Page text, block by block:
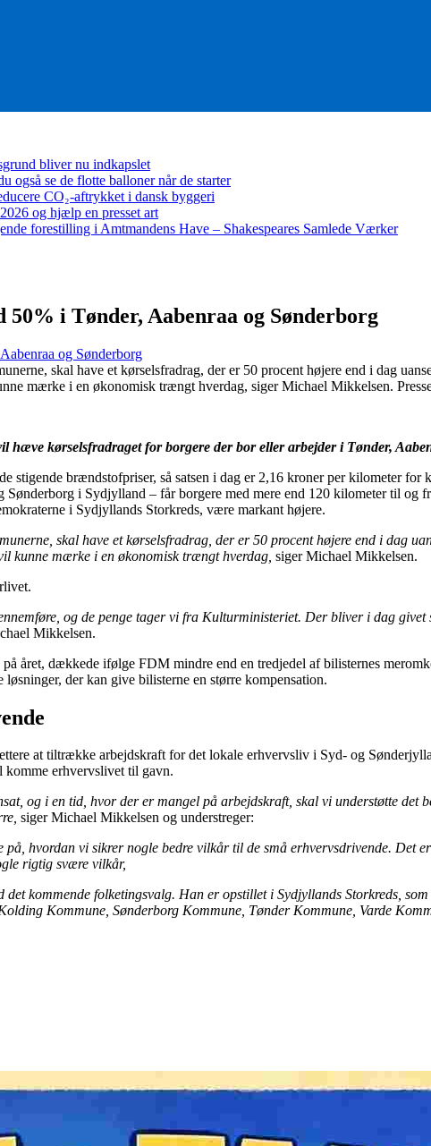
bliver nu indkapslet
se de flotte balloner når de starter
CO₂-aftrykket i dansk byggeri
og hjælp en presset art
forestilling i Amtmandens Have – Shakespeares Samlede Værker
i Tønder, Aabenraa og Sønderborg
og Sønderborg
skal have et kørselsfradrag, der er 50 procent højere end i dag
mærke i en økonomisk trængt hverdag, siger Michael Mikkelsen.
kørselsfradraget for borgere der bor eller arbejder i Tønder,
stigende brændstofpriser, så satsen i dag er 2,16 kroner per kilometer
i Sydjylland – får borgere med mere end 120 kilometer til og
i Sydjyllands Storkreds, være markant højere.
skal have et kørselsfradrag, der er 50 procent højere end i dag
kunne mærke i en økonomisk trængt hverdag, siger Michael Mikkelsen.
og de penge tager vi fra Kulturministeriet. Der bliver i dag
Mikkelsen.
året, dækkede ifølge FDM mindre end en tredjedel af bilisternes
der kan give bilisterne en større kompensation.
at tiltrække arbejdskraft for det lokale erhvervsliv i Syd- og
komme erhvervslivet til gavn.
og i en tid, hvor der er mangel på arbejdskraft, skal vi understøtte det
siger Michael Mikkelsen og understreger:
hvordan vi sikrer nogle bedre vilkår til de små erhvervsdrivende. Det
rigtig svære vilkår,
kommende folketingsvalg. Han er opstillet i Sydjyllands Storkreds,
Kommune, Sønderborg Kommune, Tønder Kommune, Varde